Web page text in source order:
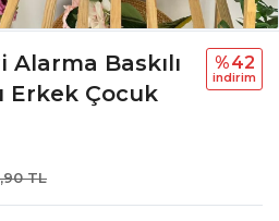
Baskılı
Erkek Çocuk
TL
%42
i̇ndi̇ri̇m